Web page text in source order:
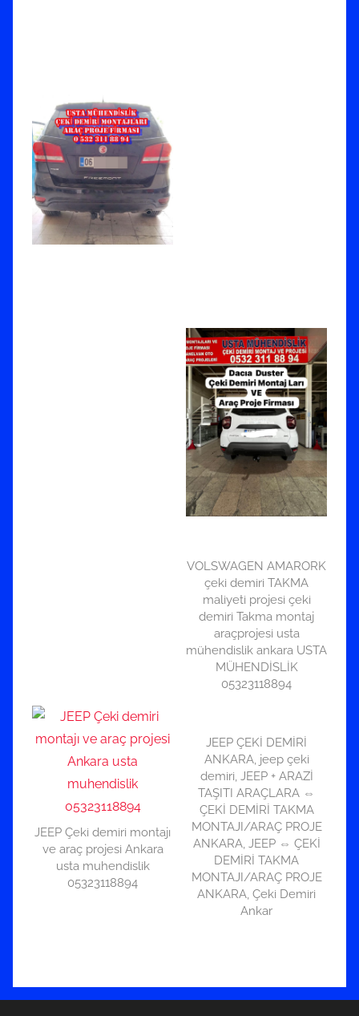
VOLSWAGEN AMARORK
çeki demiri TAKMA
maliyeti projesi çeki
demiri Takma montaj
araçprojesi usta
mühendislik ankara USTA
MÜHENDİSLİK
05323118894
JEEP Çeki demiri montajı
ve araç projesi Ankara
usta muhendislik
05323118894
JEEP ÇEKİ DEMİRİ
ANKARA, jeep çeki
demiri, JEEP + ARAZİ
TAŞITI ARAÇLARA ⇔
ÇEKİ DEMİRİ TAKMA
MONTAJI/ARAÇ PROJE
ANKARA, JEEP ⇔ ÇEKİ
DEMİRİ TAKMA
MONTAJI/ARAÇ PROJE
ANKARA, Çeki Demiri
Ankar